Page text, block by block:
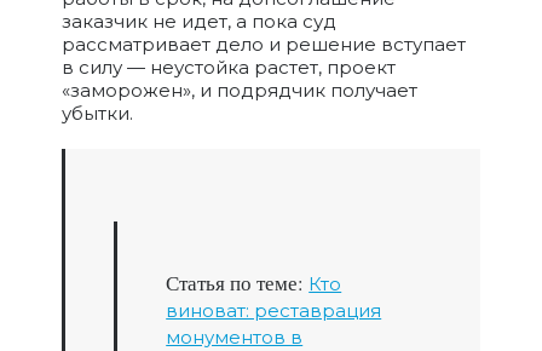
заказчик не идет, а пока суд
рассматривает дело и решение вступает
в силу — неустойка растет, проект
«заморожен», и подрядчик получает
убытки.
Статья по теме: Кто
виноват: реставрация
монументов в